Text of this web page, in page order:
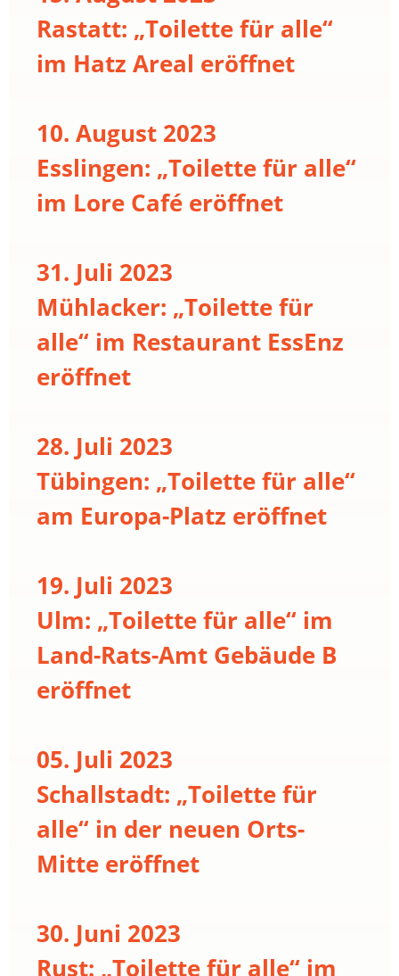
Rastatt: „Toilette für alle“
im Hatz Areal eröffnet
10. August 2023
Esslingen: „Toilette für alle“
im Lore Café eröffnet
31. Juli 2023
Mühlacker: „Toilette für
alle“ im Restaurant EssEnz
eröffnet
28. Juli 2023
Tübingen: „Toilette für alle“
am Europa-Platz eröffnet
19. Juli 2023
Ulm: „Toilette für alle“ im
Land-Rats-Amt Gebäude B
eröffnet
05. Juli 2023
Schallstadt: „Toilette für
alle“ in der neuen Orts-
Mitte eröffnet
30. Juni 2023
Rust: „Toilette für alle“ im